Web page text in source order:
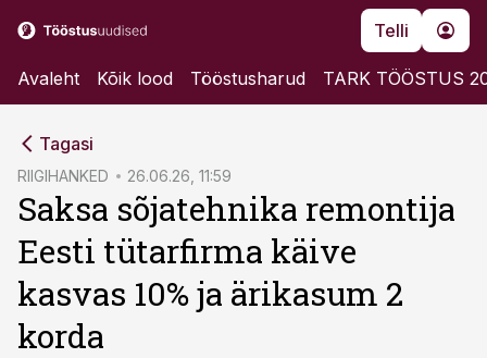
Telli
Avaleht Kõik lood Tööstusharud TARK TÖÖSTUS
Tagasi
RIIGIHANKED 26.06.26, 11:59
Saksa sõjatehnika remontija
Eesti tütarfirma käive
kasvas 10% ja ärikasum 2
korda